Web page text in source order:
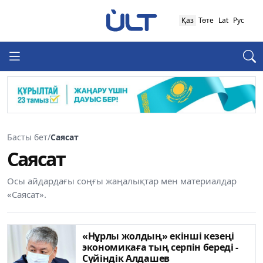
Қаз Төте Lat Рус
Басты бет/Саясат
Саясат
Осы айдардағы соңғы жаңалықтар мен материалдар
«Саясат».
«Нұрлы жолдың» екінші кезеңі
экономикаға тың серпін береді -
Сүйіндік Алдашев